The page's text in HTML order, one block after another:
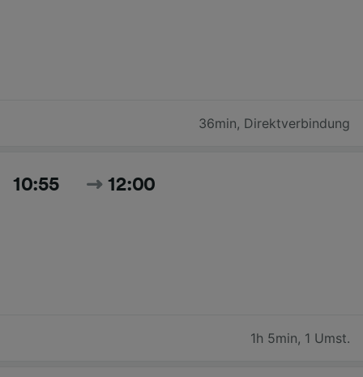
36min, Direktverbindung
10:55 12:00
1h 5min, 1 Umst.